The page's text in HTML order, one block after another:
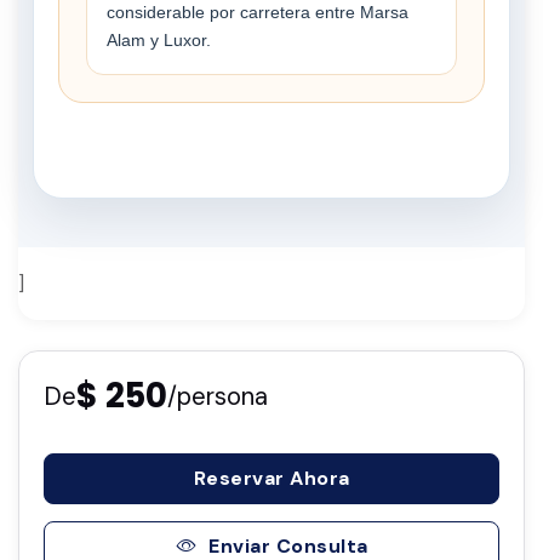
considerable por carretera entre Marsa
Alam y Luxor.
]
De$ 250/persona
Reservar Ahora
Enviar Consulta